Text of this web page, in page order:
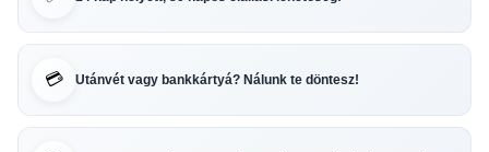
💳 Utánvét vagy bankkártyá? Nálunk te döntesz!